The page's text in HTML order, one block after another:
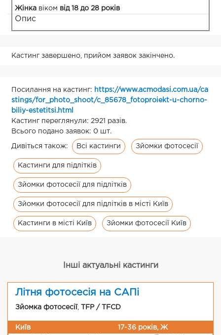
Жінка віком від 18 до 28 років
Опис
Кастинг завершено, прийом заявок закінчено.
Посилання на кастинг: https://www.acmodasi.com.ua/ca
stings/for_photo_shoot/c_85678_fotoproiekt-u-chorno-
biliy-estetitsi.html
Кастинг переглянули: 2921 разів.
Всього подано заявок: 0 шт.
Дивіться також: Всі кастинги Зйомки фотосесії
Кастинги для підлітків
Зйомки фотосесії для підлітків
Зйомки фотосесії для підлітків в місті Київ
Кастинги в місті Київ Зйомки фотосесії Київ
Інші актуальні кастинги
Літня фотосесія на САПі
Зйомка фотосесії TFP / TFCD
Київ
17-36 років, Ж